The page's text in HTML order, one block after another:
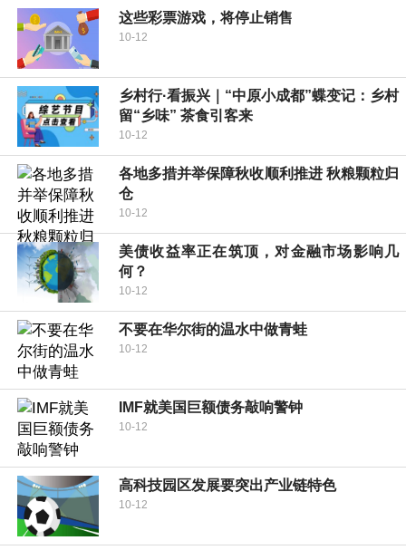
这些彩票游戏，将停止销售
10-12
乡村行·看振兴｜“中原小成都”蝶变记：乡村
留“乡味” 茶食引客来
10-12
各地多措并举保障秋收顺利推进 秋粮颗粒归
仓
10-12
美债收益率正在筑顶，对金融市场影响几
何？
10-12
不要在华尔街的温水中做青蛙
10-12
IMF就美国巨额债务敲响警钟
10-12
高科技园区发展要突出产业链特色
10-12